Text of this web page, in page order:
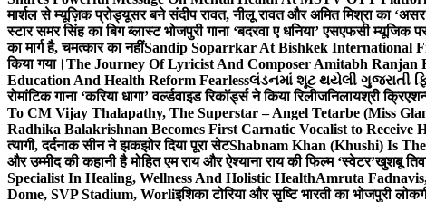
मार्शल से म्यूज़िक प्रोड्यूसर बने संदीप रावत, नीलू रावत और अमित मिश्रा का ‘असर
स्टार समर सिंह का बिग ब्लास्ट भोजपुरी गाना ‘बदरवा ए धनिया’ एसएफसी
का मार्ग है, चमत्कार का नहींSandip Soparrkar At Bishkek International
किया गया।The Journey Of Lyricist And Composer Amitabh
Education And Health Reform Fearlessલંડનમાં શૂટ થયેલી ગુજરાતી
रोमांटिक गाना ‘करिया धागा’ वर्ल्डवाइड रिकॉर्ड्स ने किया रिलीजनिलायश्री
To CM Vijay Thalapathy, The Superstar – Angel Tetarbe (Miss
Radhika Balakrishnan Becomes First Carnatic Vocalist to
त्यागी, दर्दनाक सीन ने झकझोर दिया पूरा सेटShabnam Khan (Khushi) Is
और उम्मीद की कहानी है मोहित एम राय और ऐश्याना राय की फिल्म ‘स्वेटर’खुशबू
Specialist In Healing, Wellness And Holistic HealthAmruta
Dome, SVP Stadium, Worliइशिका टोरिया और सृष्टि भारती का भोजपुरी